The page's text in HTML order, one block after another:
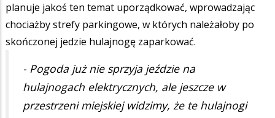
planuje jakoś ten temat uporządkować, wprowadzając
chociażby strefy parkingowe, w których należałoby po
skończonej jedzie hulajnogę zaparkować.
- Pogoda już nie sprzyja jeździe na
hulajnogach elektrycznych, ale jeszcze w
przestrzeni miejskiej widzimy, że te hulajnogi